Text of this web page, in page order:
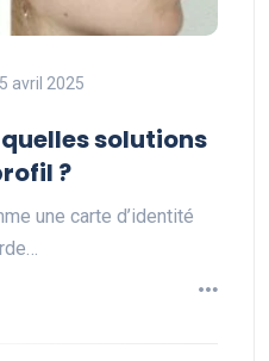
5 avril 2025
solutions
?
une carte d’identité